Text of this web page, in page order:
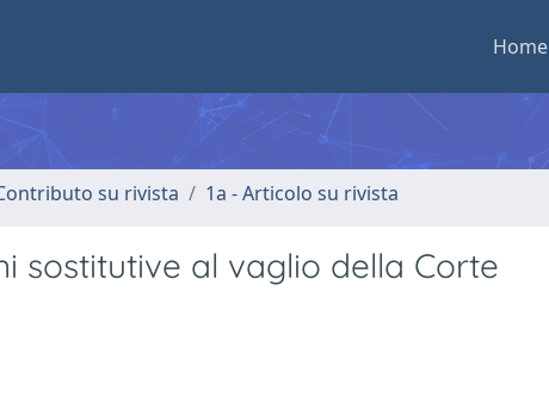
Home
su rivista 1a - Articolo su rivista
sostitutive al vaglio della Corte